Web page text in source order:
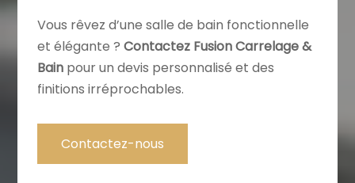
Vous rêvez d’une salle de bain fonctionnelle
et élégante ?Contactez Fusion Carrelage &
Bain pour un devis personnalisé et des
finitions irréprochables.
Contactez-nous